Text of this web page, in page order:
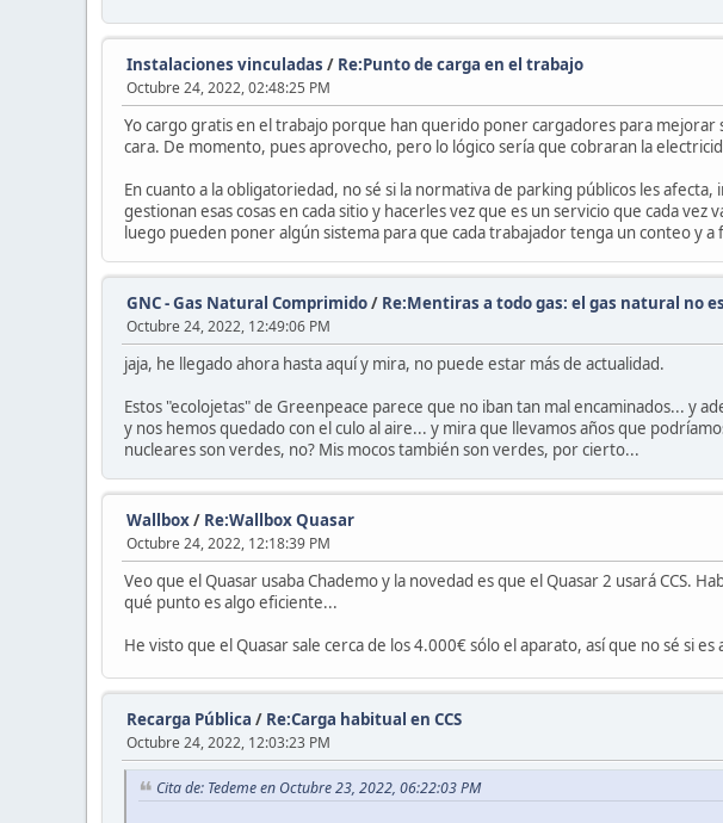
Instalaciones vinculadas / Re:Punto de carga en el trabajo
Octubre 24, 2022, 02:48:25 PM
Yo cargo gratis en el trabajo porque han querido poner cargadores para
cara. De momento, pues aprovecho, pero lo lógico sería que cobraran la
En cuanto a la obligatoriedad, no sé si la normativa de parking públicos les
gestionan esas cosas en cada sitio y hacerles vez que es un servicio que cada
luego pueden poner algún sistema para que cada trabajador tenga un conteo y a
GNC - Gas Natural Comprimido/ Re:Mentiras a todo gas: el gas natural no
Octubre 24, 2022, 12:49:06 PM
jaja, he llegado ahora hasta aquí y mira, no puede estar más de actualidad.
Estos "ecolojetas" de Greenpeace parece que no iban tan mal encaminados... y
y nos hemos quedado con el culo al aire... y mira que llevamos años que
nucleares son verdes, no? Mis mocos también son verdes, por cierto...
Wallbox/ Re:Wallbox Quasar
Octubre 24, 2022, 12:18:39 PM
Veo que el Quasar usaba Chademo y la novedad es que el Quasar 2 usará CCS.
qué punto es algo eficiente...
He visto que el Quasar sale cerca de los 4.000€ sólo el aparato, así que no sé si
Recarga Pública / Re:Carga habitual en CCS
Octubre 24, 2022, 12:03:23 PM
Cita de: Tedeme en Octubre 23, 2022, 06:22:03 PM